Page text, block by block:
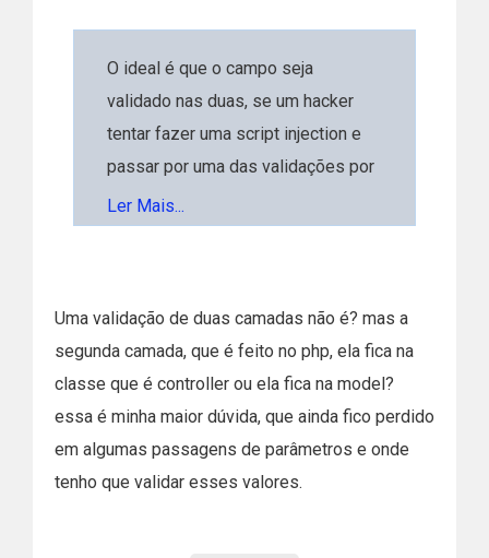
O ideal é que o campo seja
validado nas duas, se um hacker
tentar fazer uma script injection e
passar por uma das validações por
exemplo ele ainda terá que passar
pela outra para ser capaz de causar
Ler Mais...
Uma validação de duas camadas não é? mas a
segunda camada, que é feito no php, ela fica na
classe que é controller ou ela fica na model?
essa é minha maior dúvida, que ainda fico perdido
em algumas passagens de parâmetros e onde
tenho que validar esses valores.